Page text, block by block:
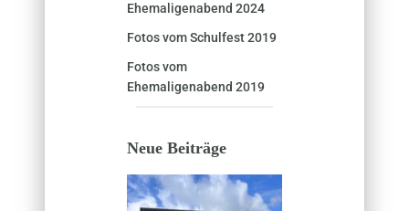
Ehemaligenabend 2024
Fotos vom Schulfest 2019
Fotos vom
Ehemaligenabend 2019
Neue Beiträge